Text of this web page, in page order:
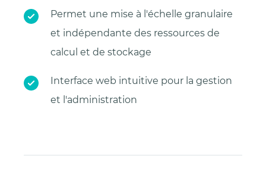
Permet une mise à l'échelle granulaire
et indépendante des ressources de
calcul et de stockage
Interface web intuitive pour la gestion
et l'administration